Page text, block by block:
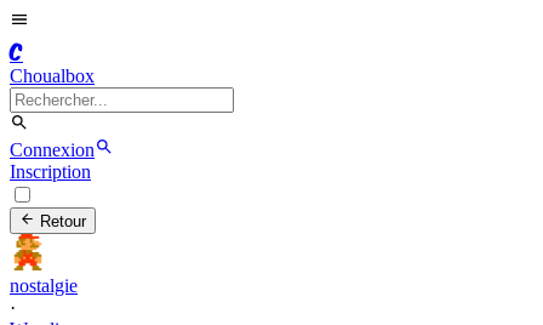
C
Choualbox
Connexion
Inscription
Retour
nostalgie
·